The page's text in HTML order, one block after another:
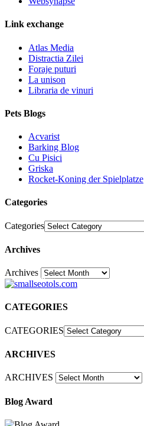
Link exchange
Atlas Media
Distractia Zilei
Foraje puturi
La unison
Libraria de vinuri
Pets Blogs
Acvarist
Barking Blog
Cu Pisici
Griska
Rocket-Koning der Spielplatze
Categories
Categories
Archives
Archives30
CATEGORIES
CATEGORIES
ARCHIVES
ARCHIVES
Blog Award